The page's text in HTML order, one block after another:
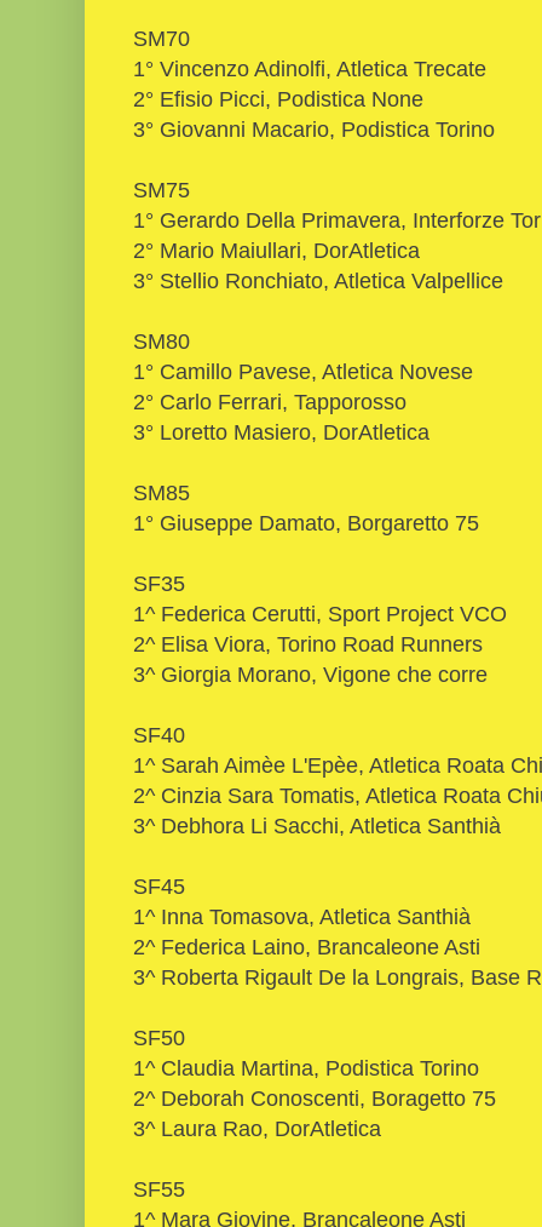
SM70
1° Vincenzo Adinolfi, Atletica Trecate
2° Efisio Picci, Podistica None
3° Giovanni Macario, Podistica Torino
SM75
1° Gerardo Della Primavera, Interforze
2° Mario Maiullari, DorAtletica
3° Stellio Ronchiato, Atletica Valpellice
SM80
1° Camillo Pavese, Atletica Novese
2° Carlo Ferrari, Tapporosso
3° Loretto Masiero, DorAtletica
SM85
1° Giuseppe Damato, Borgaretto 75
SF35
1^ Federica Cerutti, Sport Project VCO
2^ Elisa Viora, Torino Road Runners
3^ Giorgia Morano, Vigone che corre
SF40
1^ Sarah Aimèe L'Epèe, Atletica Roata
2^ Cinzia Sara Tomatis, Atletica Roata
3^ Debhora Li Sacchi, Atletica Santhià
SF45
1^ Inna Tomasova, Atletica Santhià
2^ Federica Laino, Brancaleone Asti
3^ Roberta Rigault De la Longrais, Base
SF50
1^ Claudia Martina, Podistica Torino
2^ Deborah Conoscenti, Boragetto 75
3^ Laura Rao, DorAtletica
SF55
1^ Mara Giovine, Brancaleone Asti